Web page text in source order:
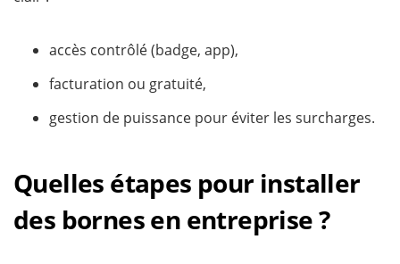
accès contrôlé (badge, app),
facturation ou gratuité,
gestion de puissance pour éviter les surcharges.
Quelles étapes pour installer
des bornes en entreprise ?